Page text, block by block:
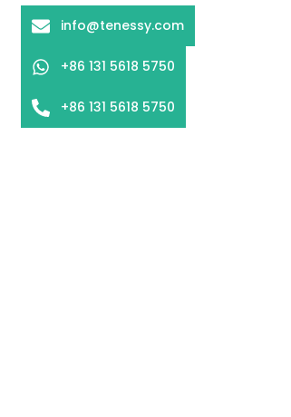
info@tenessy.com
+86 131 5618 5750
+86 131 5618 5750